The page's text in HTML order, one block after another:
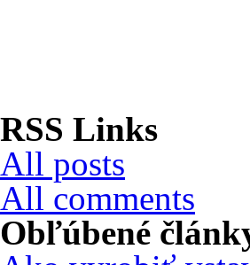
RSS Links
All posts
All comments
Obľúbené